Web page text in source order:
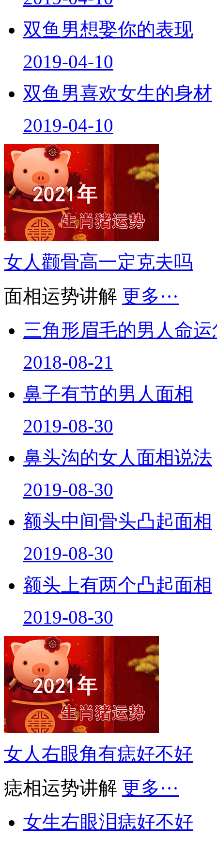
2019-04-10
双鱼男想娶你的表现
2019-04-10
双鱼男喜欢女生的身材
2019-04-10
女人颧骨高一定克夫吗
面相运势讲解 更多···
三角形眉毛的男人命
2018-08-21
鼻子有节的男人面相
2019-08-30
鼻头沟的女人面相说法
2019-08-30
额头中间骨头凸起面相
2019-08-30
额头上有两个凸起面相
2019-08-30
女人右眼角有痣好不好
痣相运势讲解 更多···
女生右眼泪痣好不好